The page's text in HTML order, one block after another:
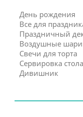
День рождения
Все для
Праздничный
Воздушные
Свечи для торта
Сервировка стола
Дивишник